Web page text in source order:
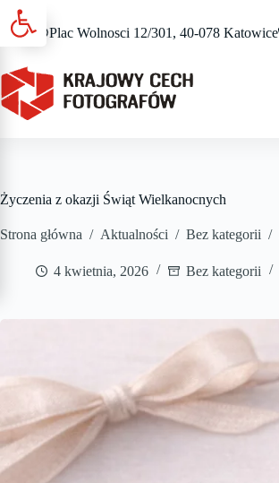
Przejdź
do
treści
Plac Wolnosci 12/301, 40-078 Katowice
Życzenia z okazji Świąt Wielkanocnych
Strona główna / Aktualności / Bez kategorii /
4 kwietnia, 2026 Bez kategorii